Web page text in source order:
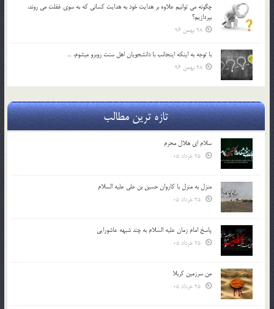
چگونه مي توانيم علاوه بر هدايت خود به هدايت كساني كه به سوي غفلت مي روند،
بپردازيم؟
28 بهمن 96
با توجه به اينكه اينجانب با دانشجويان اهل سنت روبرو مي‎شوم، …
28 بهمن 96
تازه ترین مطالب
سلام ای هلال محرم
منزل به منزل با کاروان حسین بن علی علیه السلام
پاسخ امام زمان علیه السلام به چند شبهه عاشورایی
من سرزمین کربلا